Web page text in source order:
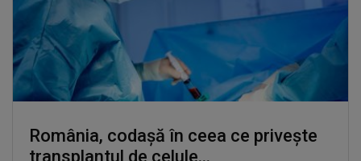
România, codașă în ceea ce privește
transplantul de celule...